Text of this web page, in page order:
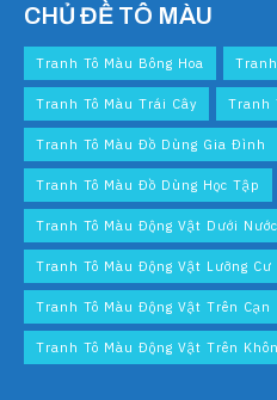
CHỦ ĐỀ TÔ MÀU
Tranh Tô Màu Bông Hoa
Tranh Tô Màu Trái Cây Tranh
Tranh Tô Màu Đồ Dùng Gia Đình
Tranh Tô Màu Đồ Dùng Học Tập
Tranh Tô Màu Động Vật Dưới Nước
Tranh Tô Màu Động Vật Lưỡng Cư
Tranh Tô Màu Động Vật Trên Cạn
Tranh Tô Màu Động Vật Trên